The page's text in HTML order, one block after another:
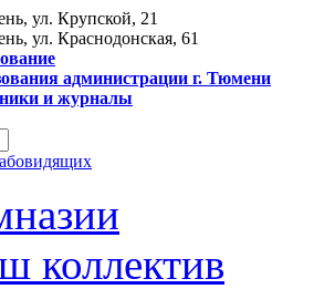
ул. Крупской, 21
ул. Краснодонская, 61
администрации г. Тюмени
и журналы
коллектив